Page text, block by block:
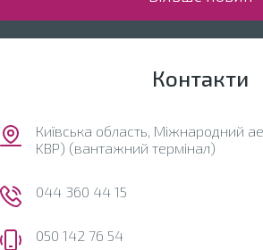
Контакти
Київська область, Міжнародний
KBP) (вантажний термінал)
044 360 44 15
050 142 76 54